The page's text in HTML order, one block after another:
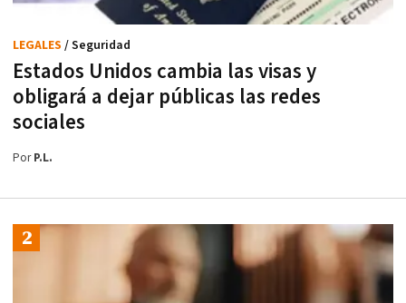
Estados Unidos cambia las visas y
obligará a dejar públicas las redes
sociales
LEGALES / Seguridad
PorP.L.